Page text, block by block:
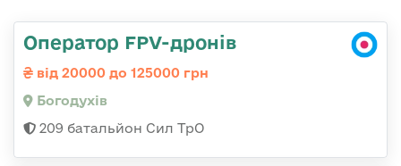
Оператор FPV-дронів
від 20000 до 125000 грн
Богодухів
209 батальйон Сил ТрО